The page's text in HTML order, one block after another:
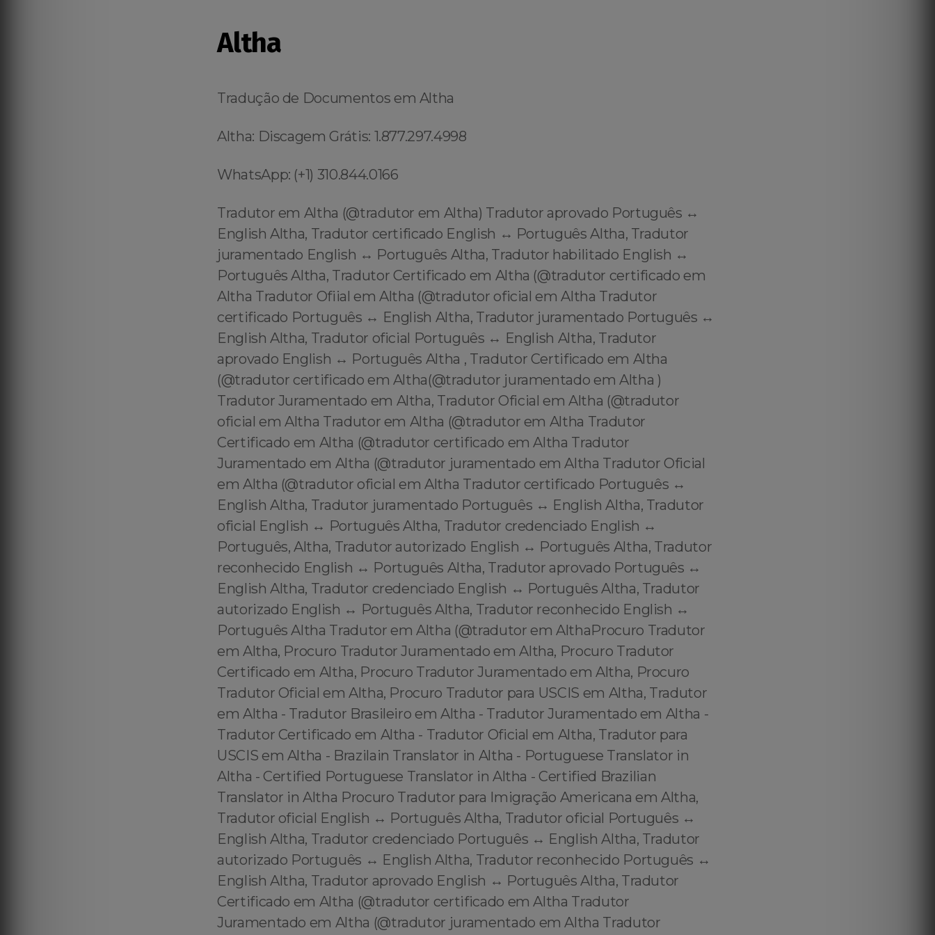
Altha
Tradução de Documentos em Altha
Altha: Discagem Grátis: 1.877.297.4998
WhatsApp: (+1) 310.844.0166
Tradutor em Altha (@tradutor em Altha) Tradutor aprovado Português ↔️
English Altha, Tradutor certificado English ↔️ Português Altha, Tradutor
juramentado English ↔️ Português Altha, Tradutor habilitado English ↔️
Português Altha, Tradutor Certificado em Altha (@tradutor certificado em
Altha Tradutor Ofiial em Altha (@tradutor oficial em Altha Tradutor
certificado Português ↔️ English Altha, Tradutor juramentado Português ↔️
English Altha, Tradutor oficial Português ↔️ English Altha, Tradutor
aprovado English ↔️ Português Altha , Tradutor Certificado em Altha
(@tradutor certificado em Altha(@tradutor juramentado em Altha )
Tradutor Juramentado em Altha, Tradutor Oficial em Altha (@tradutor
oficial em Altha Tradutor em Altha (@tradutor em Altha Tradutor
Certificado em Altha (@tradutor certificado em Altha Tradutor
Juramentado em Altha (@tradutor juramentado em Altha Tradutor Oficial
em Altha (@tradutor oficial em Altha Tradutor certificado Português ↔️
English Altha, Tradutor juramentado Português ↔️ English Altha, Tradutor
oficial English ↔️ Português Altha, Tradutor credenciado English ↔️
Português, Altha, Tradutor autorizado English ↔️ Português Altha, Tradutor
reconhecido English ↔️ Português Altha, Tradutor aprovado Português ↔️
English Altha, Tradutor credenciado English ↔️ Português Altha, Tradutor
autorizado English ↔️ Português Altha, Tradutor reconhecido English ↔️
Português Altha Tradutor em Altha (@tradutor em AlthaProcuro Tradutor
em Altha, Procuro Tradutor Juramentado em Altha, Procuro Tradutor
Certificado em Altha, Procuro Tradutor Juramentado em Altha, Procuro
Tradutor Oficial em Altha, Procuro Tradutor para USCIS em Altha, Tradutor
em Altha - Tradutor Brasileiro em Altha - Tradutor Juramentado em Altha -
Tradutor Certificado em Altha - Tradutor Oficial em Altha, Tradutor para
USCIS em Altha - Brazilain Translator in Altha - Portuguese Translator in
Altha - Certified Portuguese Translator in Altha - Certified Brazilian
Translator in Altha Procuro Tradutor para Imigração Americana em Altha,
Tradutor oficial English ↔️ Português Altha, Tradutor oficial Português ↔️
English Altha, Tradutor credenciado Português ↔️ English Altha, Tradutor
autorizado Português ↔️ English Altha, Tradutor reconhecido Português ↔️
English Altha, Tradutor aprovado English ↔️ Português Altha, Tradutor
Certificado em Altha (@tradutor certificado em Altha Tradutor
Juramentado em Altha (@tradutor juramentado em Altha Tradutor